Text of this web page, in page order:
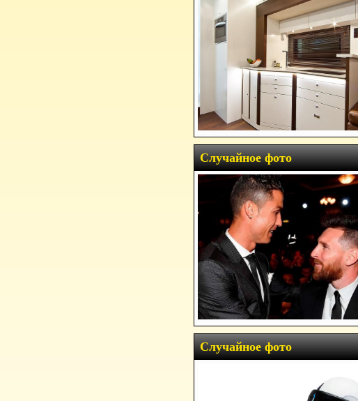
Случайное фото
Случайное фото